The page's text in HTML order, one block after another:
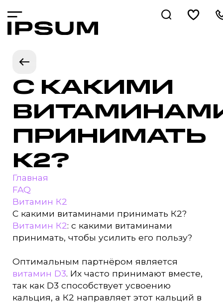
С КАКИМИ
ПРИНИМАТЬ
К2?
Главная
FAQ
Витамин К2
С какими витаминами принимать К2?
Витамин К2: с какими витаминами
принимать, чтобы усилить его пользу?
Оптимальным партнёром является
витамин D3. Их часто принимают вместе,
так как D3 способствует усвоению
кальция, а К2 направляет этот кальций в